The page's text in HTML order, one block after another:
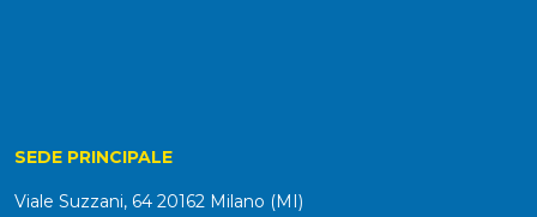
SEDE PRINCIPALE
Viale Suzzani, 64 20162 Milano (MI)